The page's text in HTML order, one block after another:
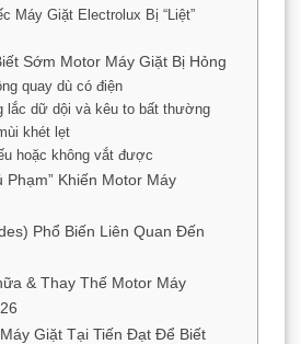
Máy Giặt Electrolux Bị “Liệt”
Sớm Motor Máy Giặt Bị Hỏng
quay dù có điện
lắc dữ dội và kêu to bất thường
khét lẹt
hoặc không vắt được
Phạm” Khiến Motor Máy
Phổ Biến Liên Quan Đến
& Thay Thế Motor Máy
Giặt Tại Tiến Đạt Để Biết